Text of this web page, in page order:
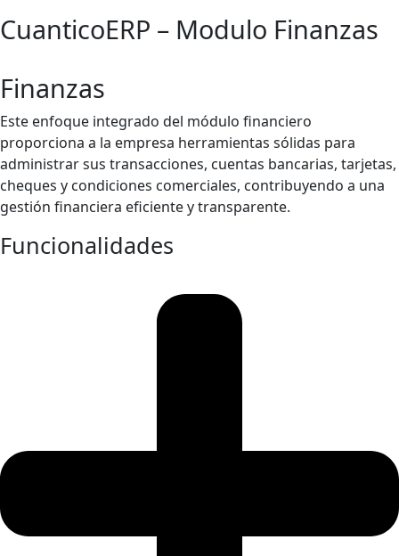
CuanticoERP – Modulo Finanzas
Finanzas
Este enfoque integrado del módulo financiero
proporciona a la empresa herramientas sólidas para
administrar sus transacciones, cuentas bancarias, tarjetas,
cheques y condiciones comerciales, contribuyendo a una
gestión financiera eficiente y transparente.
Funcionalidades